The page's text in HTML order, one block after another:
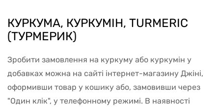
КУРКУМА, КУРКУМІН, TURMERIC
(ТУРМЕРИК)
Зробити замовлення на куркуму або куркумін у
добавках можна на сайті інтернет-магазину Джіні,
оформивши товар у кошику або, замовивши через
"Один клік", у телефонному режимі. В наявності